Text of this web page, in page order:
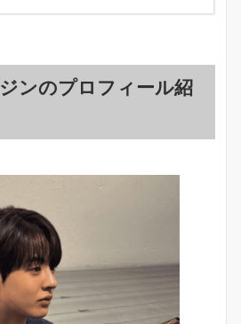
ンのプロフィール紹